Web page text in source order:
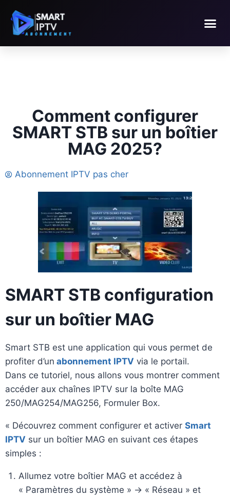
Comment configurer
SMART STB sur un boîtier
MAG 2025?
Abonnement IPTV pas cher
SMART STB configuration
sur un boîtier MAG
Smart STB est une application qui vous permet de
profiter d’un abonnement IPTV via le portail.
Dans ce tutoriel, nous allons vous montrer comment
accéder aux chaînes IPTV sur la boîte MAG
250/MAG254/MAG256, Formuler Box.
« Découvrez comment configurer et activer Smart
IPTV sur un boîtier MAG en suivant ces étapes
simples :
Allumez votre boîtier MAG et accédez à
« Paramètres du système » -> « Réseau » et